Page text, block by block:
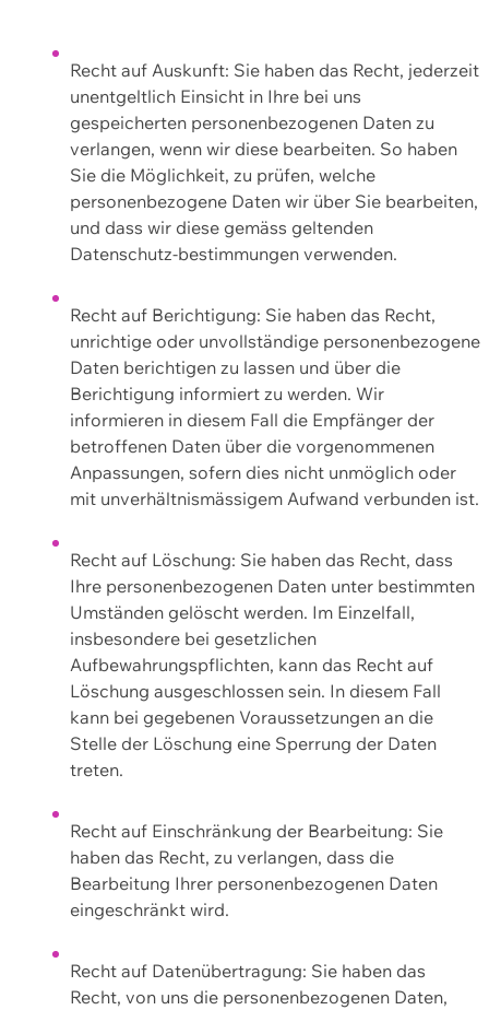
Recht auf Auskunft: Sie haben das Recht, jederzeit
unentgeltlich Einsicht in Ihre bei uns
gespeicherten personenbezogenen Daten zu
verlangen, wenn wir diese bearbeiten. So haben
Sie die Möglichkeit, zu prüfen, welche
personenbezogene Daten wir über Sie bearbeiten,
und dass wir diese gemäss geltenden
Datenschutz-bestimmungen verwenden.
Recht auf Berichtigung: Sie haben das Recht,
unrichtige oder unvollständige personenbezogene
Daten berichtigen zu lassen und über die
Berichtigung informiert zu werden. Wir
informieren in diesem Fall die Empfänger der
betroffenen Daten über die vorgenommenen
Anpassungen, sofern dies nicht unmöglich oder
mit unverhältnismässigem Aufwand verbunden ist.
Recht auf Löschung: Sie haben das Recht, dass
Ihre personenbezogenen Daten unter bestimmten
Umständen gelöscht werden. Im Einzelfall,
insbesondere bei gesetzlichen
Aufbewahrungspflichten, kann das Recht auf
Löschung ausgeschlossen sein. In diesem Fall
kann bei gegebenen Voraussetzungen an die
Stelle der Löschung eine Sperrung der Daten
treten.
Recht auf Einschränkung der Bearbeitung: Sie
haben das Recht, zu verlangen, dass die
Bearbeitung Ihrer personenbezogenen Daten
eingeschränkt wird.
Recht auf Datenübertragung: Sie haben das
Recht, von uns die personenbezogenen Daten,